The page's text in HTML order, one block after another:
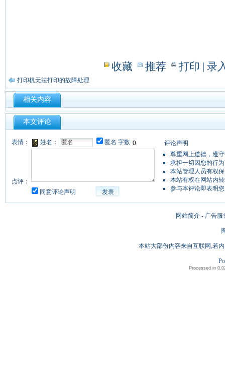
收藏 推荐 打印 | 录
打印机无法打印的故障处理
相关内容
本文评论
表情： 姓名： 匿名 字数
点评：
同意评论声明
发表
评论声明
尊重网上道德，遵
承担一切因您的行
本站管理人员有权
本站有权在网站内
参与本评论即表明
网站简介 - 广告
本站大部份内容来自互联网,若
Processed in